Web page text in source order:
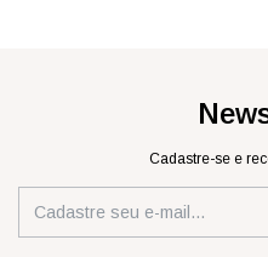
Cadastre-se e